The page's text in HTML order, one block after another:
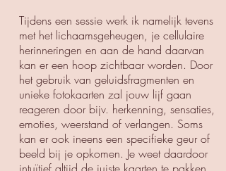
Tijdens een sessie werk ik namelijk tevens
met het lichaamsgeheugen, je cellulaire
herinneringen en aan de hand daarvan
kan er een hoop zichtbaar worden. Door
het gebruik van geluidsfragmenten en
unieke fotokaarten zal jouw lijf gaan
reageren door bijv. herkenning, sensaties,
emoties, weerstand of verlangen. Soms
kan er ook ineens een specifieke geur of
beeld bij je opkomen. Je weet daardoor